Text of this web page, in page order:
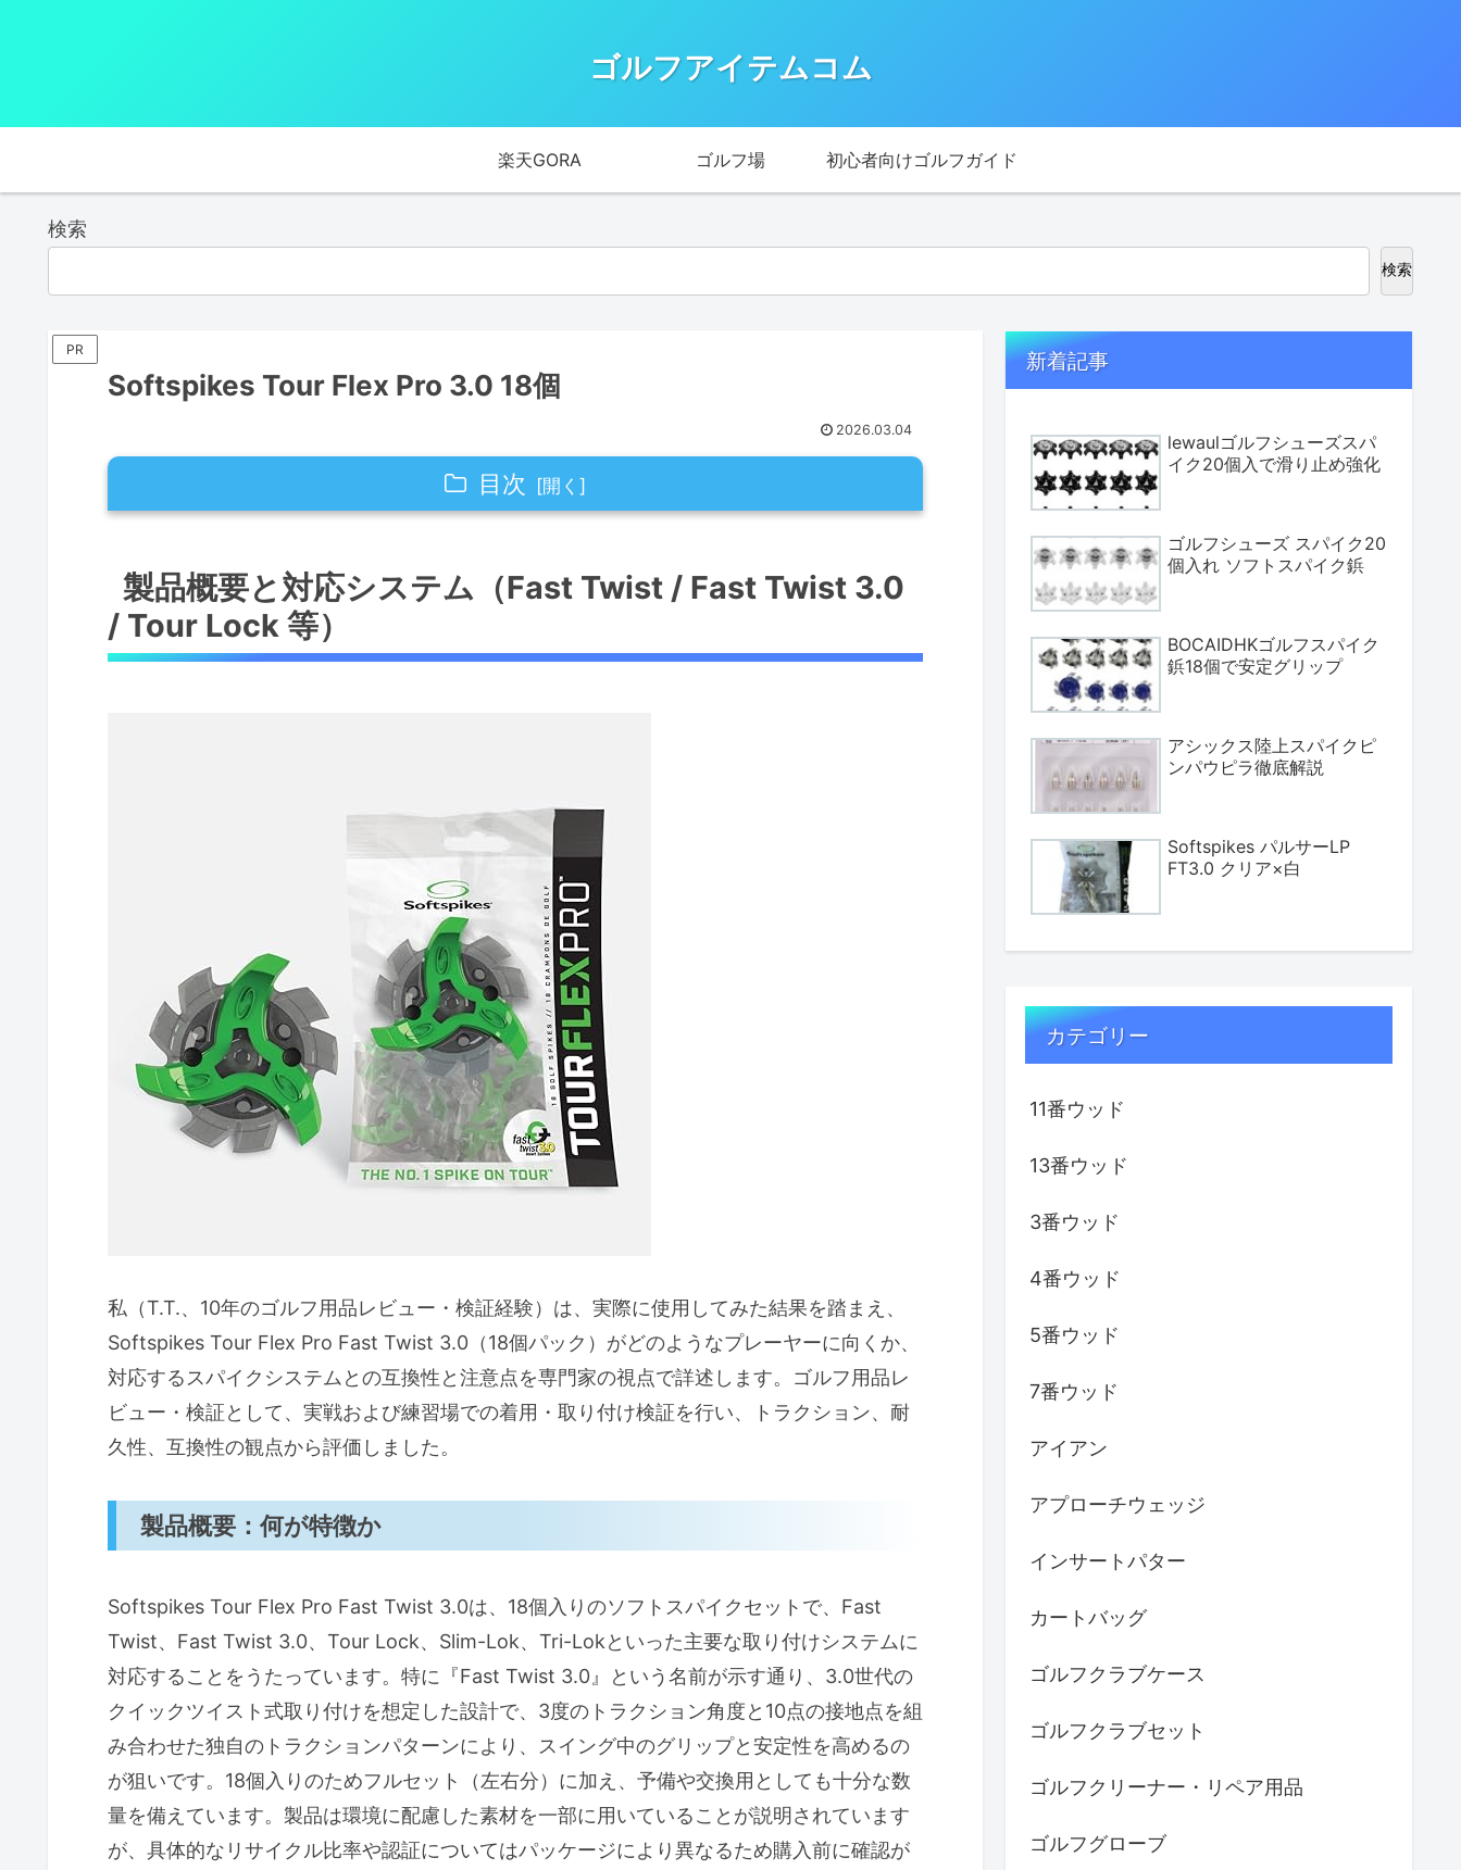
ゴルフアイテムコム
楽天GORA ゴルフ場 初心者向けゴルフガイド
検索
検索
PR
Softspikes Tour Flex Pro 3.0 18個
2026.03.04
目次
製品概要：何が特徴か
対応システムの詳細と互換性チェック
実際の取り付けと使用感（経験に基づく検証）
特徴とメリット：3度のトラクション、10点接触がもたらす安定性
技術的解説：3度のトラクションとは何か
接触点の重要性：10点接触が意味するもの
デメリット（正直な検証結果）
このスパイクが向く人・向かない人（プロからアマまで）
向く人：競技プレーヤー〜本気で安定性を求める中上級者
向かない人：ライトユーザー・ファッション重視・ソフトスパイク不要の人
具体的な対象プロファイル（実体験に基づく）
メリットとデメリット（実使用検証からの率直な評価）
よくある質問（対応シューズ、耐久性、環境配慮について）
まとめ：買うべき理由とチェックリスト
T.T.
製品概要と対応システム（Fast Twist / Fast Twist 3.0
/ Tour Lock 等）
私（T.T.、10年のゴルフ用品レビュー・検証経験）は、実際に使用してみた結果を踏まえ、
Softspikes Tour Flex Pro Fast Twist 3.0（18個パック）がどのようなプレーヤーに向くか、
対応するスパイクシステムとの互換性と注意点を専門家の視点で詳述します。ゴルフ用品レ
ビュー・検証として、実戦および練習場での着用・取り付け検証を行い、トラクション、耐
久性、互換性の観点から評価しました。
製品概要：何が特徴か
Softspikes Tour Flex Pro Fast Twist 3.0は、18個入りのソフトスパイクセットで、Fast
Twist、Fast Twist 3.0、Tour Lock、Slim-Lok、Tri-Lokといった主要な取り付けシステムに
対応することをうたっています。特に『Fast Twist 3.0』という名前が示す通り、3.0世代の
クイックツイスト式取り付けを想定した設計で、3度のトラクション角度と10点の接地点を組
み合わせた独自のトラクションパターンにより、スイング中のグリップと安定性を高めるの
が狙いです。18個入りのためフルセット（左右分）に加え、予備や交換用としても十分な数
量を備えています。製品は環境に配慮した素材を一部に用いていることが説明されています
が、具体的なリサイクル比率や認証についてはパッケージにより異なるため購入前に確認が
新着記事
lewaulゴルフシューズスパ
イク20個入で滑り止め強化
ゴルフシューズ スパイク20
個入れ ソフトスパイク鋲
BOCAIDHKゴルフスパイク
鋲18個で安定グリップ
アシックス陸上スパイクピ
ンパウピラ徹底解説
Softspikes パルサーLP
FT3.0 クリア×白
カテゴリー
11番ウッド
13番ウッド
3番ウッド
4番ウッド
5番ウッド
7番ウッド
アイアン
アプローチウェッジ
インサートパター
カートバッグ
ゴルフクラブケース
ゴルフクラブセット
ゴルフクリーナー・リペア用品
ゴルフグローブ